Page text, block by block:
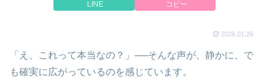
LINE コピー
2026.01.26
「え、これって本当なの？」──そんな声が、静かに、で
も確実に広がっているのを感じています。